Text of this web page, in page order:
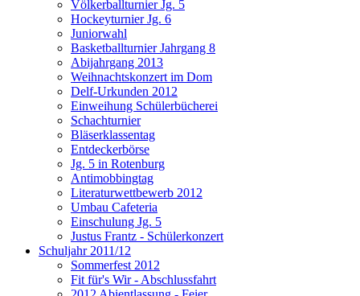
Völkerballturnier Jg. 5
Hockeyturnier Jg. 6
Juniorwahl
Basketballturnier Jahrgang 8
Abijahrgang 2013
Weihnachtskonzert im Dom
Delf-Urkunden 2012
Einweihung Schülerbücherei
Schachturnier
Bläserklassentag
Entdeckerbörse
Jg. 5 in Rotenburg
Antimobbingtag
Literaturwettbewerb 2012
Umbau Cafeteria
Einschulung Jg. 5
Justus Frantz - Schülerkonzert
Schuljahr 2011/12
Sommerfest 2012
Fit für's Wir - Abschlussfahrt